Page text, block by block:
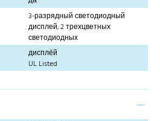
3-разрядный светодиодный
дисплей, 2 трехцветных
светодиодных
диспле́й
UL Listed